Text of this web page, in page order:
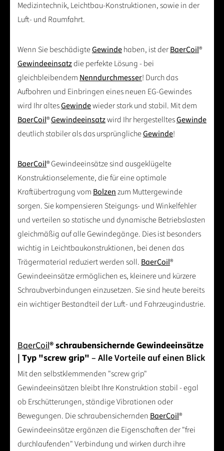
Medizintechnik, Leichtbau-Konstruktionen, sowie in der
Luft- und Raumfahrt.
Wenn Sie beschädigteGewindehaben, ist derBaerCoil®
Gewindeeinsatzdie perfekte Lösung - bei
gleichbleibendem Nenndurchmesser! Durch das
Aufbohren und Einbringen eines neuen EG-Gewindes
wird Ihr altesGewindewieder stark und stabil. Mit dem
BaerCoil®Gewindeeinsatzwird Ihr hergestelltesGewinde
deutlich stabiler als das ursprünglicheGewinde!
BaerCoil® Gewindeeinsätze sind ausgeklügelte
Konstruktionselemente, die für eine optimale
Kraftübertragung vom Bolzenzum Muttergewinde
sorgen. Sie kompensieren Steigungs- und Winkelfehler
und verteilen so statische und dynamische Betriebslasten
gleichmäßig auf alle Gewindegänge. Dies ist besonders
wichtig in Leichtbaukonstruktionen, bei denen das
Trägermaterial reduziert werden soll. BaerCoil®
Gewindeeinsätze ermöglichen es, kleinere und kürzere
Schraubverbindungen einzusetzen. Sie sind heute bereits
ein wichtiger Bestandteil der Luft- und Fahrzeugindustrie.
BaerCoil® schraubensichernde Gewindeeinsätze
| Typ "screw grip" – Alle Vorteile auf einen Blick
Mit den selbstklemmenden "screw grip"
Gewindeeinsätzen bleibt Ihre Konstruktion stabil - egal
ob Erschütterungen, ständige Vibrationen oder
Bewegungen. Die schraubensichernden BaerCoil®
Gewindeeinsätze ergänzen die Eigenschaften der "frei
durchlaufenden" Verbindung und wirken durch ihre